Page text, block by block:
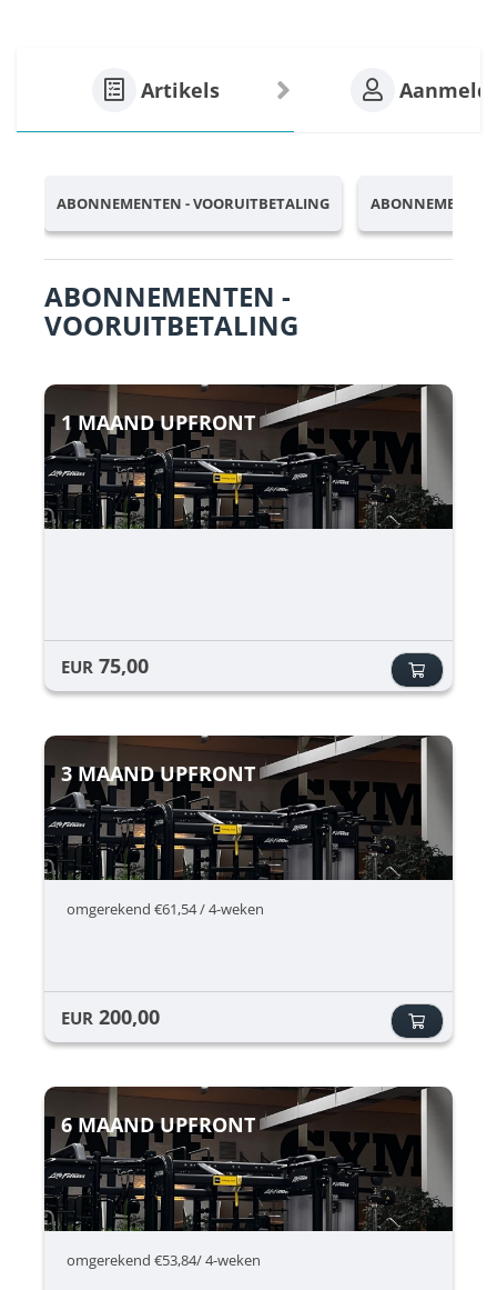
Artikels
ABONNEMENTEN - VOORUITBETALING
ABONNEMENTEN -
VOORUITBETALING
1 MAAND UPFRONT
EUR 75,00
3 MAAND UPFRONT
omgerekend €61,54 / 4-weken
EUR 200,00
6 MAAND UPFRONT
omgerekend €53,84/ 4-weken